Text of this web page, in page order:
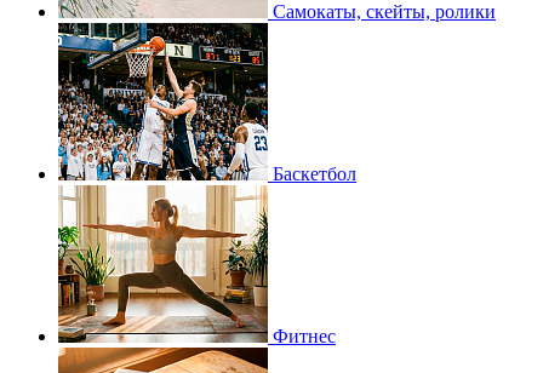
Самокаты, скейты, ролики
Баскетбол
Фитнес